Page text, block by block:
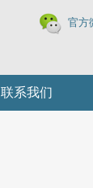
官方
联系我们